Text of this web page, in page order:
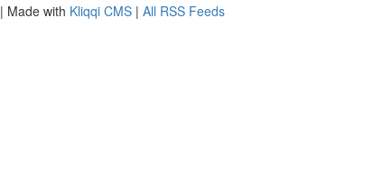
| Made with Kliqqi CMS | All RSS Feeds